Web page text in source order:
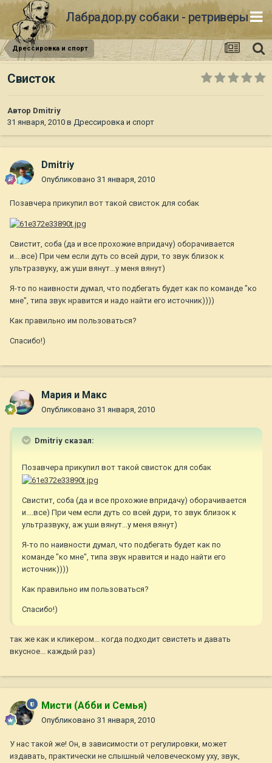
Лабрадор.ру собаки - ретриверы
Дрессировка и спорт
Свисток
Автор Dmitriy
31 января, 2010 в Дрессировка и спорт
Dmitriy
Опубликовано 31 января, 2010
Позавчера прикупил вот такой свисток для собак
Свистит, соба (да и все прохожие впридачу) оборачивается
и....все) При чем если дуть со всей дури, то звук близок к
ультразвуку, аж уши вянут...у меня вянут)
Я-то по наивности думал, что подбегать будет как по команде "ко
мне", типа звук нравится и надо найти его источник))))
Как правильно им пользоваться?
Спасибо!)
Мария и Макс
Опубликовано 31 января, 2010
Dmitriy сказал:
Позавчера прикупил вот такой свисток для собак
Свистит, соба (да и все прохожие впридачу) оборачивается
и....все) При чем если дуть со всей дури, то звук близок к
ультразвуку, аж уши вянут...у меня вянут)
Я-то по наивности думал, что подбегать будет как по
команде "ко мне", типа звук нравится и надо найти его
источник))))
Как правильно им пользоваться?
Спасибо!)
так же как и кликером... когда подходит свистеть и давать
вкусное... каждый раз)
Мисти (Абби и Семья)
Опубликовано 31 января, 2010
У нас такой же! Он, в зависимости от регулировки, может
издавать, практически не слышный человеческому уху, звук,